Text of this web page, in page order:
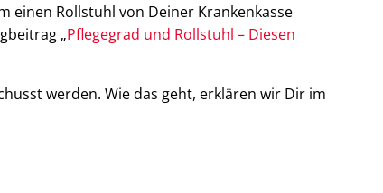
einen Rollstuhl von Deiner Krankenkasse
„Pflegegrad und Rollstuhl – Diesen
werden. Wie das geht, erklären wir Dir im